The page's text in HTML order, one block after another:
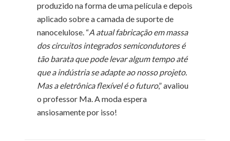
produzido na forma de uma película e depois
aplicado sobre a camada de suporte de
nanocelulose. “A atual fabricação em massa
dos circuitos integrados semicondutores é
tão barata que pode levar algum tempo até
que a indústria se adapte ao nosso projeto.
Mas a eletrônica flexível é o futuro,” avaliou
o professor Ma. A moda espera
ansiosamente por isso!